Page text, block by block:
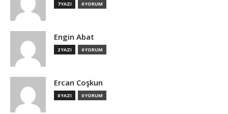
7 YAZI 0 YORUM
Engin Abat
2 YAZI 0 YORUM
Ercan Coşkun
0 YAZI 0 YORUM